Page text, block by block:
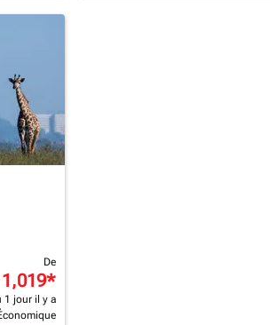
De
1,019*
1 jour il y a